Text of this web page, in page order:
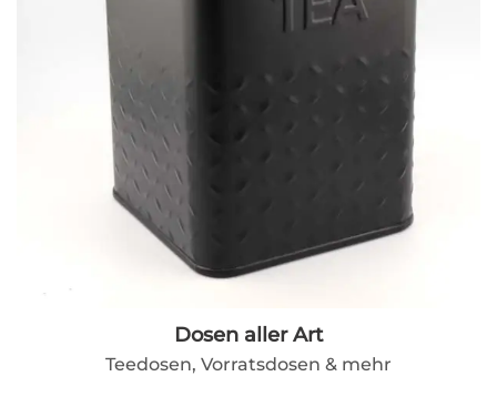
Dosen aller Art
Teedosen, Vorratsdosen & mehr